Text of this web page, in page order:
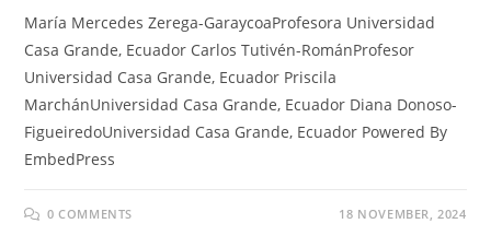
María Mercedes Zerega-GaraycoaProfesora Universidad
Casa Grande, Ecuador Carlos Tutivén-RománProfesor
Universidad Casa Grande, Ecuador Priscila
MarchánUniversidad Casa Grande, Ecuador Diana Donoso-
FigueiredoUniversidad Casa Grande, Ecuador Powered By
EmbedPress
0 COMMENTS 18 NOVEMBER, 2024